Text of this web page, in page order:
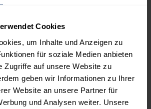
Cookies
um Inhalte und Anzeigen zu
für soziale Medien anbieten
Zugriffe auf unsere Website zu
geben wir Informationen zu Ihrer
Website an unsere Partner für
und Analysen weiter. Unsere
154,90 €
153,18 €
153,18 €
nach Ö-Norm C 1109 in € / 100
und Lieferung bei einer Lieferstelle.